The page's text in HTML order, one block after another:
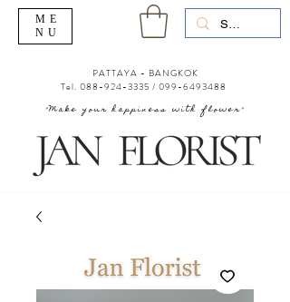
"Make your happiness with flower"
PATTAYA - BANGKOK
Tel. 088-924-3335 / 099-6493488
ME
NU